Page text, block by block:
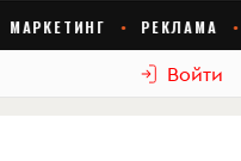
Войти